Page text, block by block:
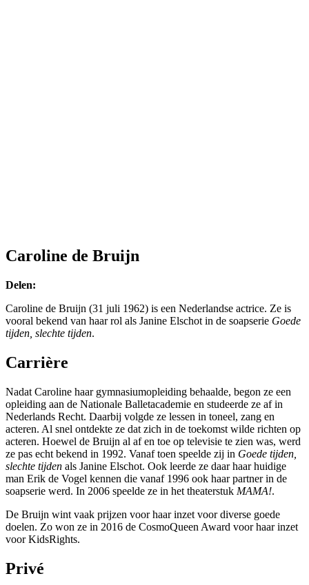
Caroline de Bruijn
Delen:
Caroline de Bruijn (31 juli 1962) is een Nederlandse actrice. Ze is
vooral bekend van haar rol als Janine Elschot in de soapserie Goede
tijden, slechte tijden.
Carrière
Nadat Caroline haar gymnasiumopleiding behaalde, begon ze een
opleiding aan de Nationale Balletacademie en studeerde ze af in
Nederlands Recht. Daarbij volgde ze lessen in toneel, zang en
acteren. Al snel ontdekte ze dat zich in de toekomst wilde richten op
acteren. Hoewel de Bruijn al af en toe op televisie te zien was, werd
ze pas echt bekend in 1992. Vanaf toen speelde zij in Goede tijden,
slechte tijden als Janine Elschot. Ook leerde ze daar haar huidige
man Erik de Vogel kennen die vanaf 1996 ook haar partner in de
soapserie werd. In 2006 speelde ze in het theaterstuk MAMA!.
De Bruijn wint vaak prijzen voor haar inzet voor diverse goede
doelen. Zo won ze in 2016 de CosmoQueen Award voor haar inzet
voor KidsRights.
Privé